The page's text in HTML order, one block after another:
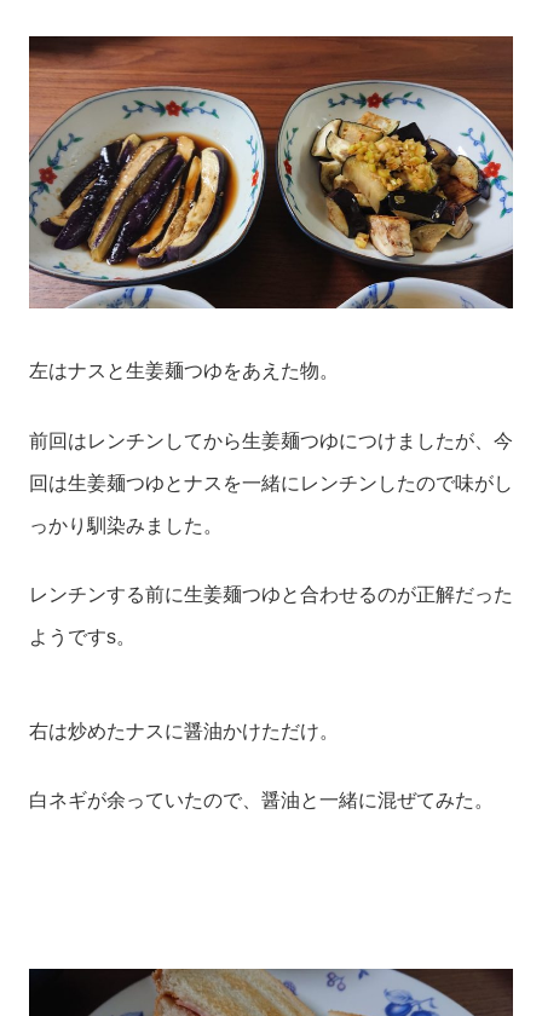
左はナスと生姜麺つゆをあえた物。
前回はレンチンしてから生姜麺つゆにつけましたが、今
回は生姜麺つゆとナスを一緒にレンチンしたので味がし
っかり馴染みました。
レンチンする前に生姜麺つゆと合わせるのが正解だった
ようですs。
右は炒めたナスに醤油かけただけ。
白ネギが余っていたので、醤油と一緒に混ぜてみた。